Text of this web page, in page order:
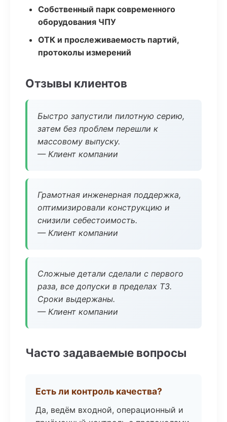
Собственный парк современного
оборудования ЧПУ
ОТК и прослеживаемость партий,
протоколы измерений
Отзывы клиентов
Быстро запустили пилотную серию,
затем без проблем перешли к
массовому выпуску.
— Клиент компании
Грамотная инженерная поддержка,
оптимизировали конструкцию и
снизили себестоимость.
— Клиент компании
Сложные детали сделали с первого
раза, все допуски в пределах ТЗ.
Сроки выдержаны.
— Клиент компании
Часто задаваемые вопросы
Есть ли контроль качества?
Да, ведём входной, операционный и